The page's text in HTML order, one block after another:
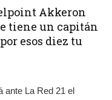
Akkeron
tiene un capitán
esos diez tu
ante La Red 21 el